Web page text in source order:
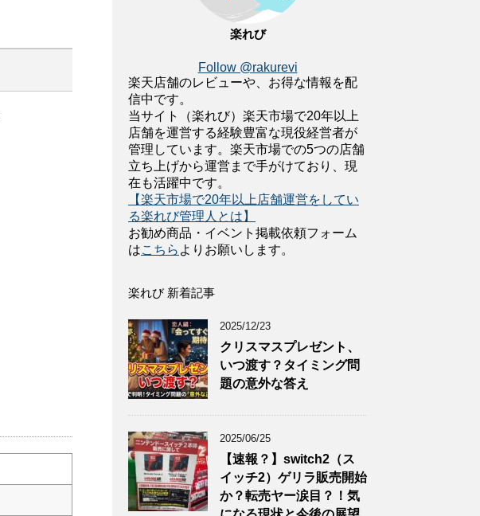
楽れび
Follow @rakurevi
楽天店舗のレビューや、お得な情報を配
信中です。
当サイト（楽れび）楽天市場で20年以上
店舗を運営する経験豊富な現役経営者が
管理しています。楽天市場での5つの店舗
立ち上げから運営まで手がけており、現
在も活躍中です。
【楽天市場で20年以上店舗運営をしてい
る楽れび管理人とは】
お勧め商品・イベント掲載依頼フォーム
はこちら よりお願いします。
楽れび 新着記事
2025/12/23
クリスマスプレゼント、
いつ渡す？タイミング問
題の意外な答え
2025/06/25
【速報？】switch2（ス
イッチ2）ゲリラ販売開始
か？転売ヤー涙目？！気